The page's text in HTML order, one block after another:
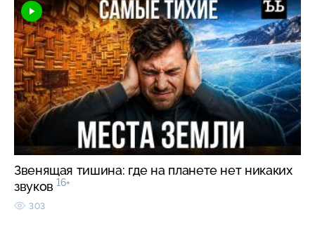
Звенящая тишина: где на планете нет никаких
звуков 16+
303